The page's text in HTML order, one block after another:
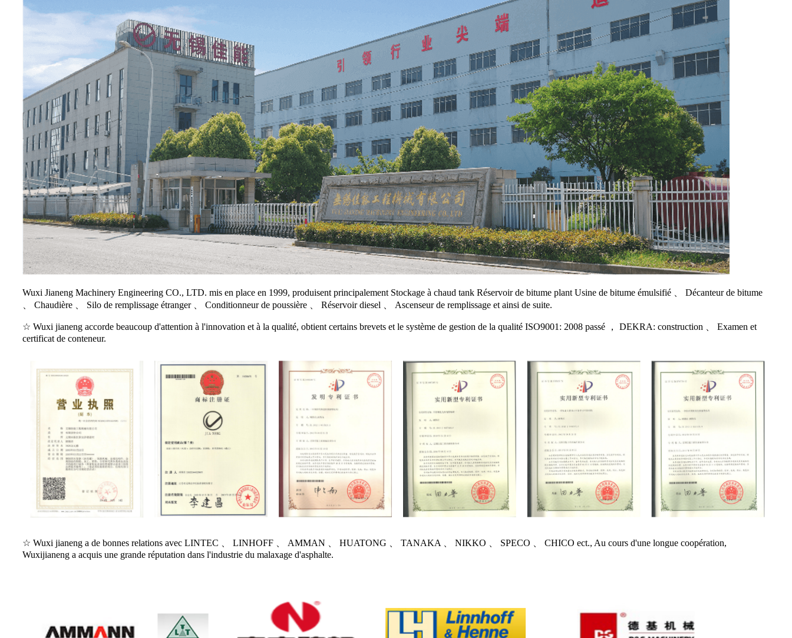
Wuxi Jianeng Machinery Engineering CO., LTD. mis en place en 1999, produisent principalement Stockage à chaud tank Réservoir de bitume plant Usine de bitume émulsifié 、 Décanteur de bitume
、 Chaudière 、 Silo de remplissage étranger 、 Conditionneur de poussière 、 Réservoir diesel 、 Ascenseur de remplissage et ainsi de suite.
☆ Wuxi jianeng accorde beaucoup d'attention à l'innovation et à la qualité, obtient certains brevets et le système de gestion de la qualité ISO9001: 2008 passé ， DEKRA: construction 、 Examen et
certificat de conteneur.
☆ Wuxi jianeng a de bonnes relations avec LINTEC 、 LINHOFF 、 AMMAN 、 HUATONG 、 TANAKA 、 NIKKO 、 SPECO 、 CHICO ect., Au cours d'une longue coopération,
Wuxijianeng a acquis une grande réputation dans l'industrie du malaxage d'asphalte.